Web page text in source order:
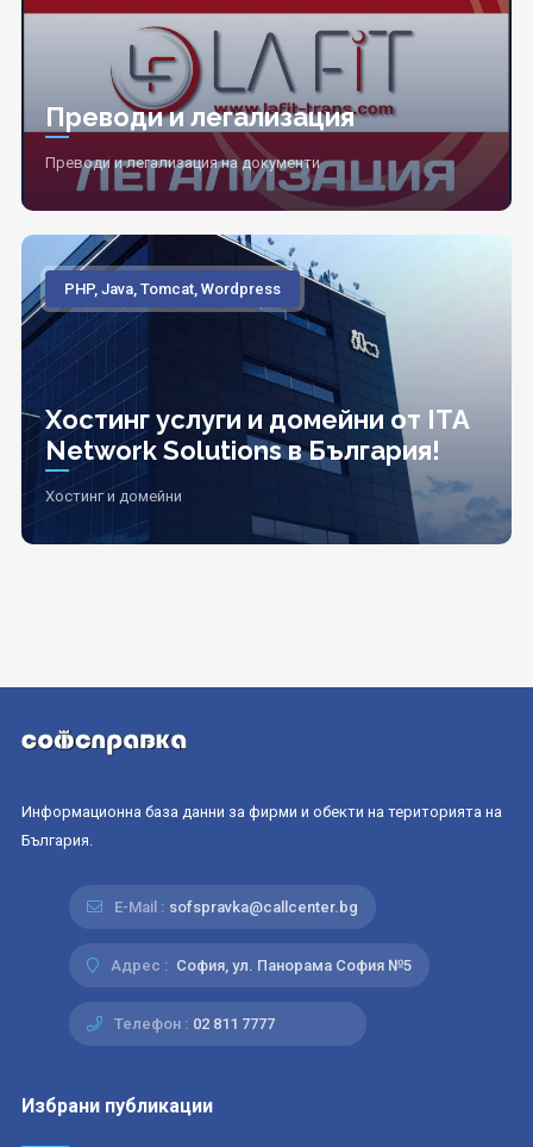
Преводи и легализация
Преводи и легализация на документи
PHP, Java, Tomcat, Wordpress
Хостинг услуги и домейни от ITA
Network Solutions в България!
Хостинг и домейни
Информационна база данни за фирми и обекти на територията на
България.
E-Mail : sofspravka@callcenter.bg
Адрес : София, ул. Панорама София №5
Телефон : 02 811 7777
Избрани публикации